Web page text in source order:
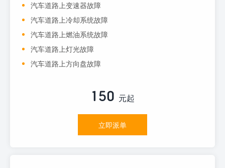
汽车道路上变速器故障
汽车道路上冷却系统故障
汽车道路上燃油系统故障
汽车道路上灯光故障
汽车道路上方向盘故障
150 元起
立即派单